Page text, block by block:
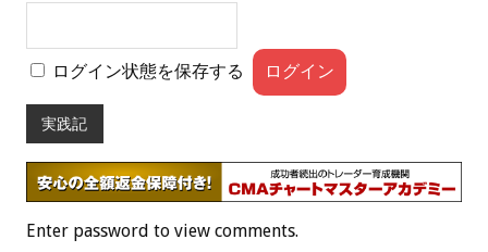
ログイン状態を保存する
実践記
Enter password to view comments.